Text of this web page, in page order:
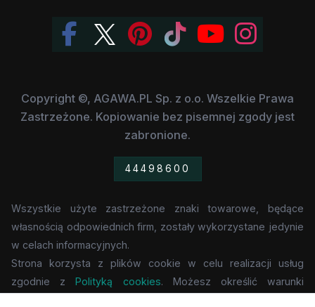
Copyright ©, AGAWA.PL Sp. z o.o. Wszelkie Prawa
Zastrzeżone. Kopiowanie bez pisemnej zgody jest
zabronione.
44498600
Wszystkie użyte zastrzeżone znaki towarowe, będące
własnością odpowiednich firm, zostały wykorzystane jedynie
w celach informacyjnych.
Strona korzysta z plików cookie w celu realizacji usług
zgodnie zPolityką cookies. Możesz określić warunki